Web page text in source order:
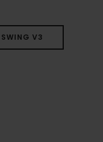
SWING V3